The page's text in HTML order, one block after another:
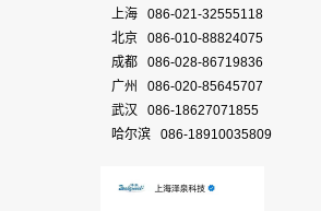
上海 086-021-32555118
北京 086-010-88824075
成都 086-028-86719836
广州 086-020-85645707
武汉 086-18627071855
哈尔滨 086-18910035809